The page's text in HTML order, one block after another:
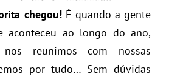
chegou!É quando a gente
aconteceu ao longo do ano,
nos reunimos com nossas
por tudo… Sem dúvidas